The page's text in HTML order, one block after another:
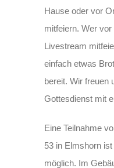
Hause oder vor
mitfeiern. Wer
Livestream
einfach etwas
bereit. Wir freuen
Gottesdienst mit
Eine Teilnahme
53 in Elmshorn
möglich. Im